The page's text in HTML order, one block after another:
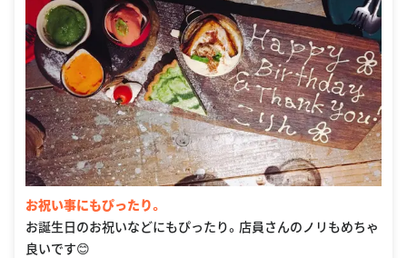
お祝い事にもぴったり。
お誕生日のお祝いなどにもぴったり。店員さんのノリもめちゃ
良いです😊